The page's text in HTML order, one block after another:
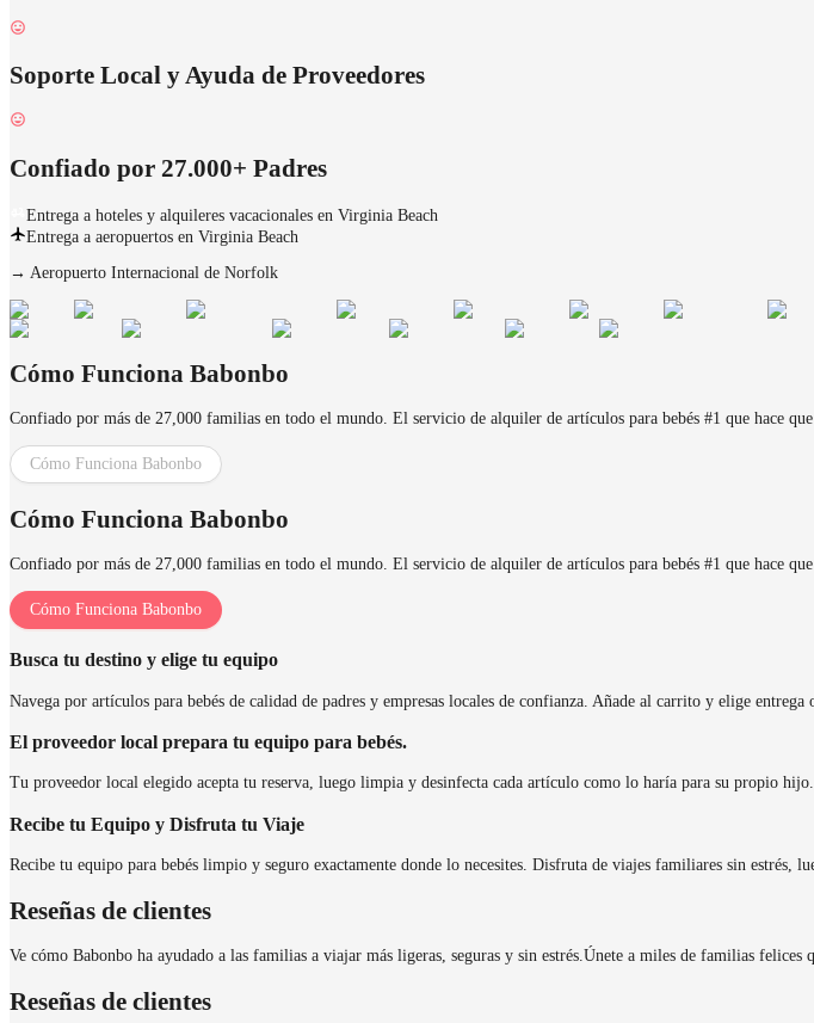
Soporte Local y Ayuda de Proveedores
Confiado por 27.000+ Padres
Entrega a hoteles y alquileres vacacionales en Virginia Beach
Entrega a aeropuertos en Virginia Beach
→ Aeropuerto Internacional de Norfolk
Cómo Funciona Babonbo
Confiado por más de 27,000 familias en todo el mundo. El servicio de alquiler de artículos para bebés #1 que hace
Cómo Funciona Babonbo
Cómo Funciona Babonbo
Confiado por más de 27,000 familias en todo el mundo. El servicio de alquiler de artículos para bebés #1 que hace
Cómo Funciona Babonbo
Busca tu destino y elige tu equipo
Navega por artículos para bebés de calidad de padres y empresas locales de confianza. Añade al carrito y elige entrega
El proveedor local prepara tu equipo para bebés.
Tu proveedor local elegido acepta tu reserva, luego limpia y desinfecta cada artículo como lo haría para su propio hijo.
Recibe tu Equipo y Disfruta tu Viaje
Recibe tu equipo para bebés limpio y seguro exactamente donde lo necesites. Disfruta de viajes familiares sin estrés,
Reseñas de clientes
Ve cómo Babonbo ha ayudado a las familias a viajar más ligeras, seguras y sin estrés.Únete a miles de familias felices
Reseñas de clientes